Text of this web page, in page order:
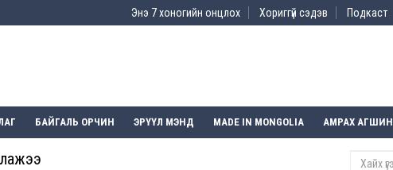
Энэ 7 хоногийн онцлох Хориггүй сэдэв Подкаст
БАЙГАЛЬ ОРЧИН ЭРҮҮЛ МЭНД MADE IN MONGOLIA АМРАХ АГШИН